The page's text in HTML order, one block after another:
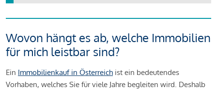
Wovon hängt es ab, welche Immobilien
für mich leistbar sind?
Ein Immobilienkauf in Österreich ist ein bedeutendes
Vorhaben, welches Sie für viele Jahre begleiten wird. Deshalb